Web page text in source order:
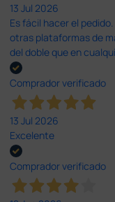
13 Jul 2026
Es fácil hacer el
otras plataformas de
del doble que en
Comprador verificado
13 Jul 2026
Excelente
Comprador verificado